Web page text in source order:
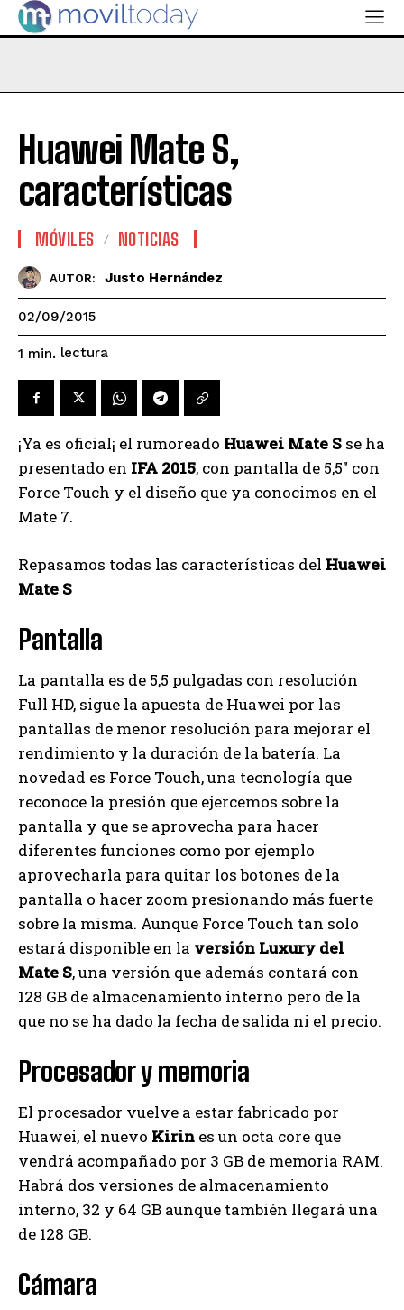
Huawei Mate S,
características
MÓVILES NOTICIAS
AUTOR: Justo Hernández
02/09/2015
1 min. lectura
¡Ya es oficial¡ el rumoreado Huawei Mate S se ha
presentado en IFA 2015, con pantalla de 5,5″ con
Force Touch y el diseño que ya conocimos en el
Mate 7.
Repasamos todas las características del Huawei
Mate S
Pantalla
La pantalla es de 5,5 pulgadas con resolución
Full HD, sigue la apuesta de Huawei por las
pantallas de menor resolución para mejorar el
rendimiento y la duración de la batería. La
novedad es Force Touch, una tecnología que
reconoce la presión que ejercemos sobre la
pantalla y que se aprovecha para hacer
diferentes funciones como por ejemplo
aprovecharla para quitar los botones de la
pantalla o hacer zoom presionando más fuerte
sobre la misma. Aunque Force Touch tan solo
estará disponible en la versión Luxury del
Mate S, una versión que además contará con
128 GB de almacenamiento interno pero de la
que no se ha dado la fecha de salida ni el precio.
Procesador y memoria
El procesador vuelve a estar fabricado por
Huawei, el nuevo Kirin es un octa core que
vendrá acompañado por 3 GB de memoria RAM.
Habrá dos versiones de almacenamiento
interno, 32 y 64 GB aunque también llegará una
de 128 GB.
Cámara